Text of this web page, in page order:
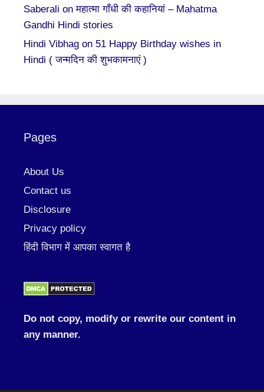
Saberali onमहात्मा गाँधी की कहानियां – Mahatma
Gandhi Hindi stories
Hindi Vibhag on 51 Happy Birthday wishes in
Hindi ( जन्मदिन की शुभकामनाएं )
Pages
About Us
Contact us
Disclosure
Privacy policy
हिंदी विभाग में आपका स्वागत है
Do not copy, modify or rewrite our content in
any manner.